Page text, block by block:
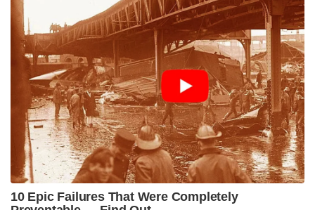
നിരീക്ഷണങ്ങളും ചാരക്കണ്ണുകളും (Spying)
പൂർണ്ണമായും പ്രതിരോധിക്കുന്നതിന്റെ ഭാഗമായാണ്
യുഎസ് രഹസ്യാന്വേഷണ വിഭാഗമായ സീക്രട്ട്
സർവീസ് ഈ അതീവ ജാഗ്രത പുലർത്തിയത്.
ന്യൂയോർക്ക് പോസ്റ്റിന്റെ വൈറ്റ് ഹൗസ്
കറസ്പോണ്ടന്റായ എമിലി ഗുഡിൻ ആണ്
എയർഫോഴ്സ് വണ്ണിന് തൊട്ടുമുന്നിൽ നടന്ന ഈ
നാടകീയ സംഭവങ്ങൾ സോഷ്യൽ മീഡിയയിലൂടെ
ലോകത്തെ അറിയിച്ചത്.
വ്യാപാര മേഖലയിലും അപൂർവ്വ ധാതുക്കളുടെ
കൈമാറ്റത്തിലും വലിയ കരാറുകൾ പ്രതീക്ഷിച്ച്